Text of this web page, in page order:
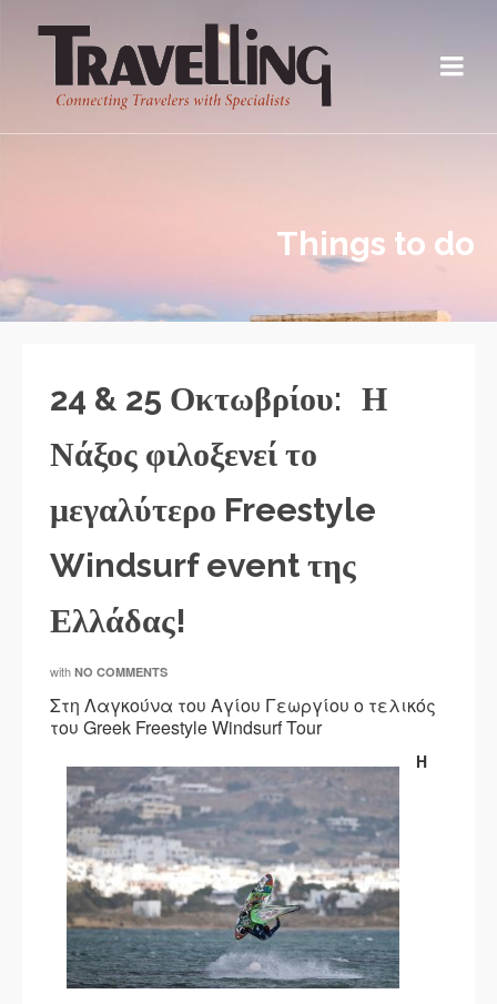
Things to do
24 & 25 Οκτωβρίου: Η
Νάξος φιλοξενεί το
μεγαλύτερο Freestyle
Windsurf event της
Ελλάδας!
with NO COMMENTS
Στη Λαγκούνα του Αγίου Γεωργίου ο τελικός
του Greek Freestyle Windsurf Tour
Η